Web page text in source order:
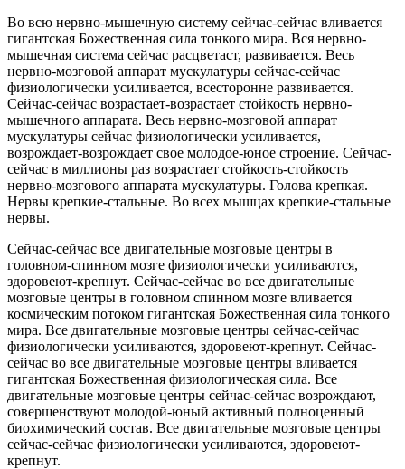
Во всю нервно-мышечную систему сейчас-сейчас вливается
гигантская Божественная сила тонкого мира. Вся нервно-
мышечная система сейчас расцветаст, развивается. Весь
нервно-мозговой аппарат мускулатуры сейчас-сейчас
физиологически усиливается, всесторонне развивается.
Сейчас-сейчас возрастает-возрастает стойкость нервно-
мышечного аппарата. Весь нервно-мозговой аппарат
мускулатуры сейчас физиологически усиливается,
возрождает-возрождает свое молодое-юное строение. Сейчас-
сейчас в миллионы раз возрастает стойкость-стойкость
нервно-мозгового аппарата мускулатуры. Голова крепкая.
Нервы крепкие-стальные. Во всех мышцах крепкие-стальные
нервы.
Сейчас-сейчас все двигательные мозговые центры в
головном-спинном мозге физиологически усиливаются,
здоровеют-крепнут. Сейчас-сейчас во все двигательные
мозговые центры в головном спинном мозге вливается
космическим потоком гигантская Божественная сила тонкого
мира. Все двигательные мозговые центры сейчас-сейчас
физиологически усиливаются, здоровеют-крепнут. Сейчас-
сейчас во все двигательные моэговые центры вливается
гигантская Божественная физиологическая сила. Все
двигательные мозговые центры сейчас-сейчас возрождают,
совершенствуют молодой-юный активный полноценный
биохимический состав. Все двигательные мозговые центры
сейчас-сейчас физиологически усиливаются, здоровеют-
крепнут.